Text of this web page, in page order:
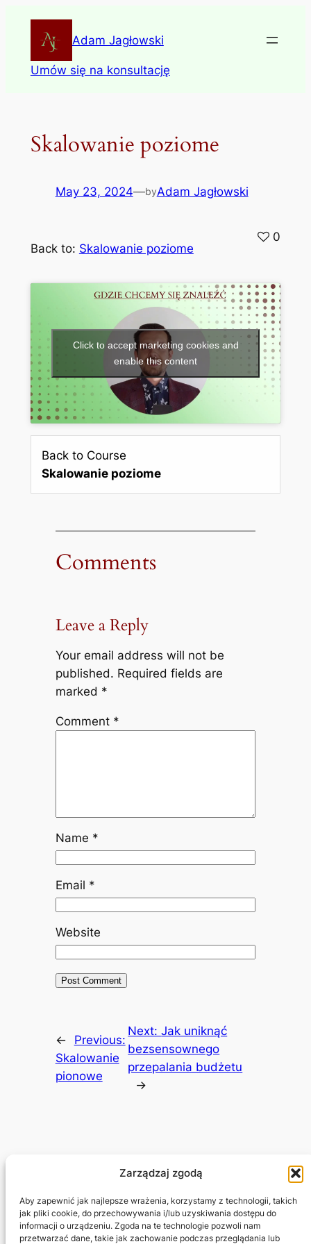
Zarządzaj zgodą
Aby zapewnić jak najlepsze wrażenia, korzystamy z technologii, takich
jak pliki cookie, do przechowywania i/lub uzyskiwania dostępu do
informacji o urządzeniu. Zgoda na te technologie pozwoli nam
przetwarzać dane, takie jak zachowanie podczas przeglądania lub
content
Adam Jagłowski
Umów się na konsultację
Skalowanie poziome
May 23, 2024—byAdam Jagłowski
Back to: Skalowanie poziome
0
Click to accept marketing cookies and
enable this content
Back to Course
Skalowanie poziome
Comments
Leave a Reply
Your email address will not be
published. Required fields are
marked *
Comment *
Name *
Email *
Website
←
Previous:
Skalowanie
pionowe
Next:Jak uniknąć
bezsensownego
przepalania budżetu
→
Adam Jagłowski
Marketing Freelancer